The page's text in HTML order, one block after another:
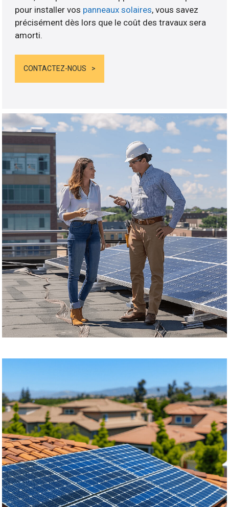
pour installer vos panneaux solaires, vous savez
précisément dès lors que le coût des travaux sera
amorti.
CONTACTEZ-NOUS